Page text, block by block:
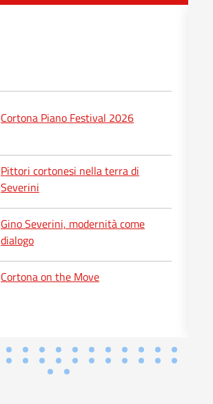
Cortona Piano Festival 2026
Pittori cortonesi nella terra di
Severini
Gino Severini, modernità come
dialogo
Cortona on the Move